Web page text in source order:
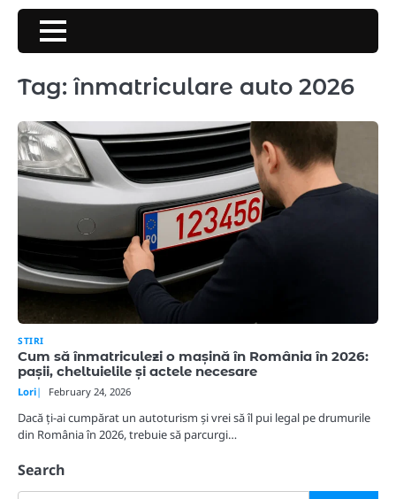
Skip
content
Tag:înmatriculare auto 2026
STIRI
Cum să înmatriculezi o mașină în România în 2026:
pașii, cheltuielile și actele necesare
Lori February 24, 2026
Dacă ți-ai cumpărat un autoturism și vrei să îl pui legal pe drumurile
din România în 2026, trebuie să parcurgi…
Search